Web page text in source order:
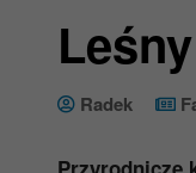
Radek